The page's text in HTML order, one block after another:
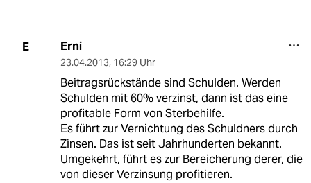
E Erni
23.04.2013, 16:29 Uhr
Beitragsrückstände sind Schulden. Werden
Schulden mit 60% verzinst, dann ist das eine
profitable Form von Sterbehilfe.
Es führt zur Vernichtung des Schuldners durch
Zinsen. Das ist seit Jahrhunderten bekannt.
Umgekehrt, führt es zur Bereicherung derer, die
von dieser Verzinsung profitieren.